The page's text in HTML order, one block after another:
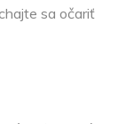
sa očariť